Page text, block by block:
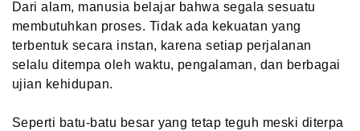
Dari alam, manusia belajar bahwa segala sesuatu
membutuhkan proses. Tidak ada kekuatan yang
terbentuk secara instan, karena setiap perjalanan
selalu ditempa oleh waktu, pengalaman, dan berbagai
ujian kehidupan.
Seperti batu-batu besar yang tetap teguh meski diterpa